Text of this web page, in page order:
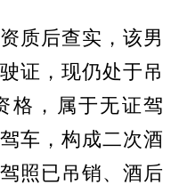
质后查实，该男
证，现仍处于吊
格，属于无证驾
车，构成二次酒
照已吊销、酒后